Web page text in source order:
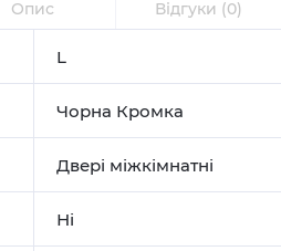
Опис Відгуки (0)
L
Чорна Кромка
Двері міжкімнатні
Ні